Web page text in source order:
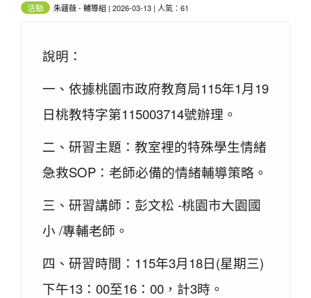
活動 朱疆薇- 輔導組 | 2026-03-13 | 人氣：61
說明：
一、依據桃園市政府教育局115年1月19
日桃教特字第115003714號辦理。
二、研習主題：教室裡的特殊學生情緒
急救SOP：老師必備的情緒輔導策略。
三、研習講師：彭文松 -桃園市大園國
小 /專輔老師。
四、研習時間：115年3月18日(星期三)
下午13：00至16：00，計3時。